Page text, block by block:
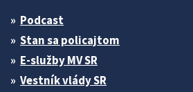
Podcast
Stan sa policajtom
E-služby MV SR
Vestník vlády SR